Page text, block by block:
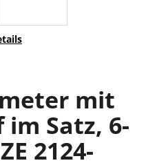
mit
Satz, 6-
2124-